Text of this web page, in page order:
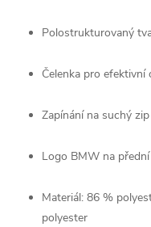
Polostrukturovaný
Čelenka pro efektivní
Zapínání na suchý zip
Logo BMW na
Materiál: 86 %
polyester